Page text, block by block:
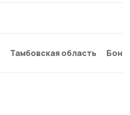
Тамбовская область